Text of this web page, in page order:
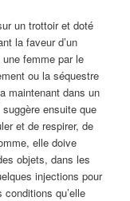
un trottoir et doté
la faveur d’un
femme par le
ou la séquestre
maintenant dans un
ensuite que
et de respirer, de
elle doive
objets, dans les
injections pour
conditions qu’elle